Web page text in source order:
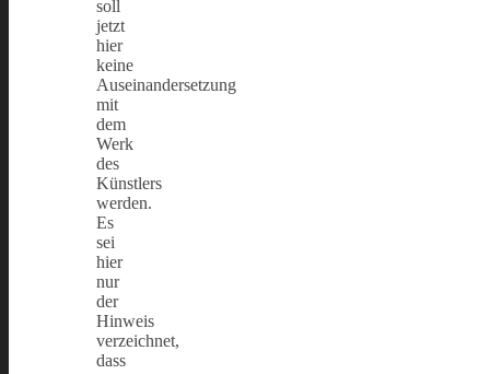
soll
jetzt
hier
keine
Auseinandersetzung
mit
dem
Werk
des
Künstlers
werden.
Es
sei
hier
nur
der
Hinweis
verzeichnet,
dass